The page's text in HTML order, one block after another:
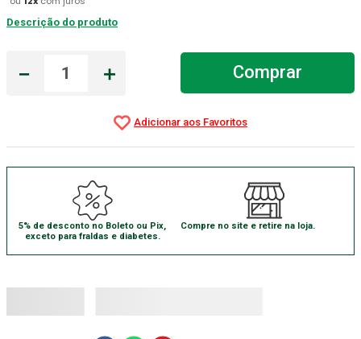
Descrição do produto
＋
－ Comprar
5% de desconto no Boleto ou Pix,
exceto para fraldas e diabetes.
Compre no site e retire na loja.
8º Gaze Esteril